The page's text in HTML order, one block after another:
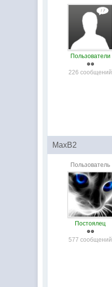
Пользователи
226 сообщений
MaxB2
Пользователь
Постоялец
577 сообщений